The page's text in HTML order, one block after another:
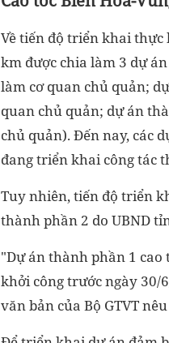
Về tiến độ triển khai thực
km được chia làm 3 dự
làm cơ quan chủ quản;
quan chủ quản; dự án
chủ quản). Đến nay, các
đang triển khai công tác
Tuy nhiên, tiến độ triển
thành phần 2 do UBND
"Dự án thành phần 1 cao
khởi công trước ngày 30/
văn bản của Bộ GTVT